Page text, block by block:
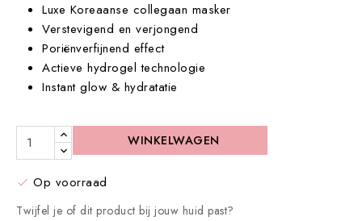
Luxe Koreaanse collegaan masker
Verstevigend en verjongend
Poriënverfijnend effect
Actieve hydrogel technologie
Instant glow & hydratatie
WINKELWAGEN
 Op voorraad
Twijfel je of dit product bij jouw huid past?